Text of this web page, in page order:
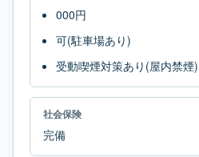
000円
可(駐車場あり)
受動喫煙対策あり(屋内禁煙)
社会保険
完備